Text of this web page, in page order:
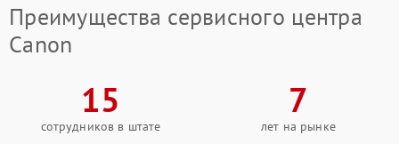
Преимущества сервисного центра
Canon
15
сотрудников в штате
7
лет на рынке